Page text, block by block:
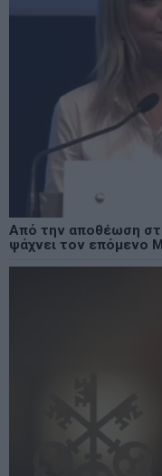
Από την αποθέωση
ψάχνει τον επόμενο